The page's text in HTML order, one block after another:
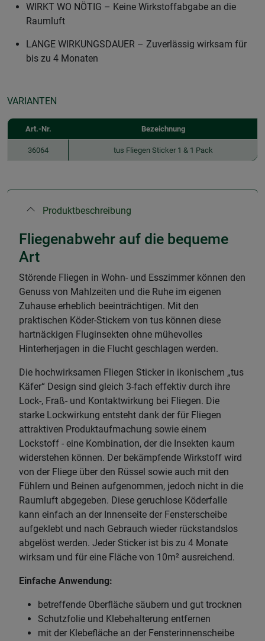
WIRKT WO NÖTIG – Keine Wirkstoffabgabe an die
Raumluft
LANGE WIRKUNGSDAUER – Zuverlässig wirksam für
bis zu 4 Monaten
VARIANTEN
Art.-Nr. Bezeichnung
36064 tus Fliegen Sticker 1 & 1 Pack
Produktbeschreibung
Fliegenabwehr auf die bequeme
Art
Störende Fliegen in Wohn- und Esszimmer können den
Genuss von Mahlzeiten und die Ruhe im eigenen
Zuhause erheblich beeinträchtigen. Mit den
praktischen Köder-Stickern von tus können diese
hartnäckigen Fluginsekten ohne mühevolles
Hinterherjagen in die Flucht geschlagen werden.
Die hochwirksamen Fliegen Sticker in ikonischem „tus
Käfer“ Design sind gleich 3-fach effektiv durch ihre
Lock-, Fraß- und Kontaktwirkung bei Fliegen. Die
starke Lockwirkung entsteht dank der für Fliegen
attraktiven Produktaufmachung sowie einem
Lockstoff - eine Kombination, der die Insekten kaum
widerstehen können. Der bekämpfende Wirkstoff wird
von der Fliege über den Rüssel sowie auch mit den
Fühlern und Beinen aufgenommen, jedoch nicht in die
Raumluft abgegeben. Diese geruchlose Köderfalle
kann einfach an der Innenseite der Fensterscheibe
aufgeklebt und nach Gebrauch wieder rückstandslos
abgelöst werden. Jeder Sticker ist bis zu 4 Monate
wirksam und für eine Fläche von 10m² ausreichend.
Einfache Anwendung:
betreffende Oberfläche säubern und gut trocknen
Schutzfolie und Klebehalterung entfernen
mit der Klebefläche an der Fensterinnenscheibe